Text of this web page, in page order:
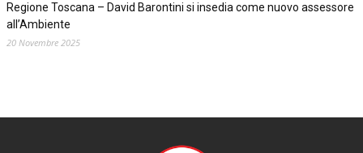
Regione Toscana – David Barontini si insedia come nuovo assessore
all’Ambiente
20 Novembre 2025